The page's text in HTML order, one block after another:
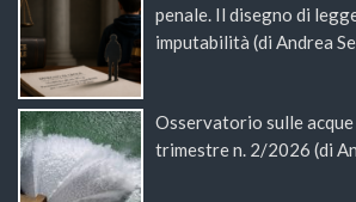
penale. Il disegno di
imputabilità (di Andrea
Osservatorio sulle
trimestre n. 2/2026 (di